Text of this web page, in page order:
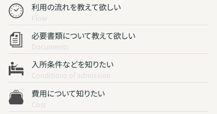
利用の流れを教えて欲しい
Flow
必要書類について教えて欲しい
Documents
入所条件などを知りたい
Conditions of admission
費用について知りたい
Cost